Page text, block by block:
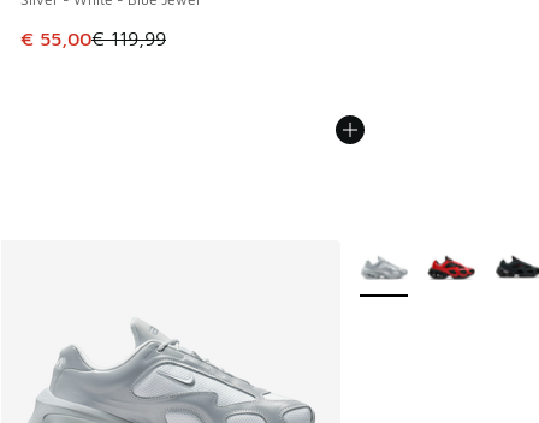
Dit artikel is in de uitverkoop. Dit artikel is in de
€ 55,00€ 119,99
Meer kleuren